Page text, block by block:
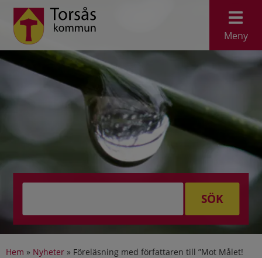
Meny
SÖK
Hem » Nyheter » Föreläsning med författaren till ”Mot Målet!